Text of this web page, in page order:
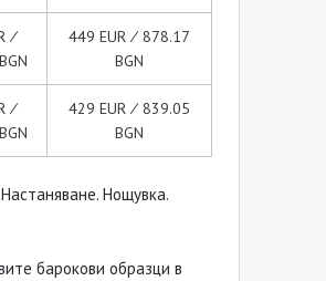
∕
449 EUR ∕ 878.17
BGN
∕
429 EUR ∕ 839.05
BGN
Нощувка.
барокови образци в